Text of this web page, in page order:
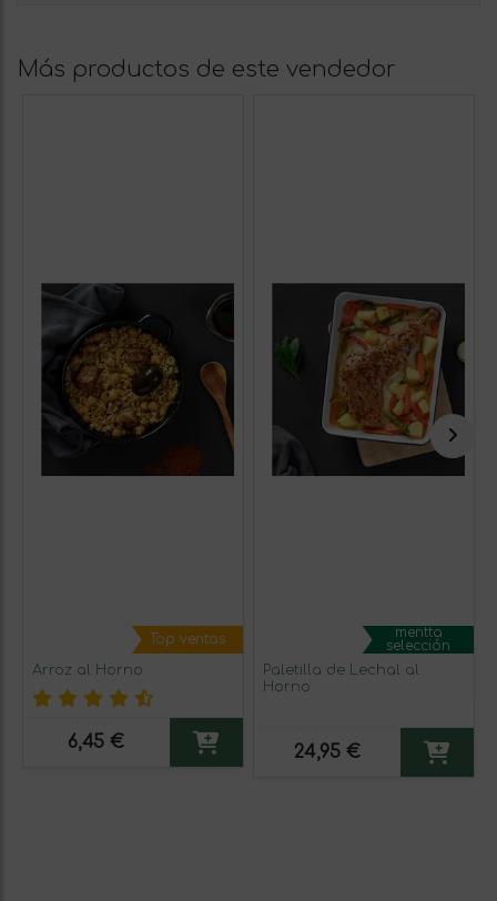
Más productos de este vendedor
Top ventas
Arroz al Horno
6,45 €
mentta
selección
Paletilla de Lechal al
Horno
24,95 €